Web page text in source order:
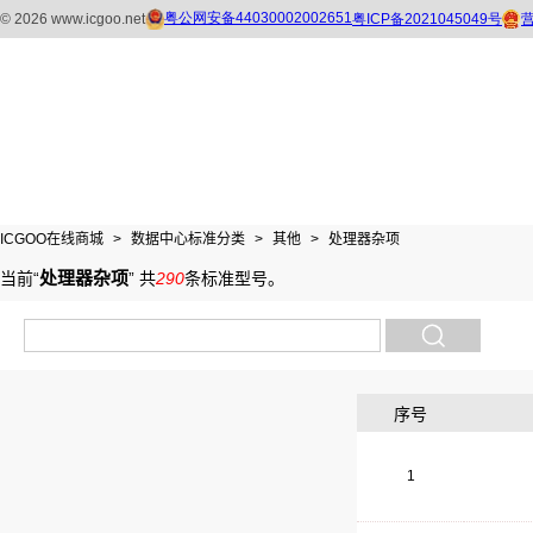
ICGOO在线商城 > 数据中心标准分类 > 其他 > 处理器杂项
当前“处理器杂项” 共290条标准型号。
序号
1